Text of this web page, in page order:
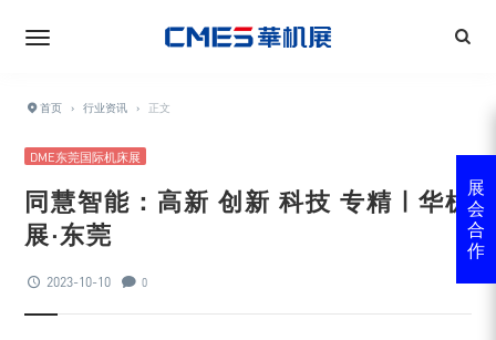
首页 › 行业资讯 › 正文
DME东莞国际机床展
同慧智能：高新 创新 科技 专精 | 华机
展·东莞
2023-10-10 0
展
会
合
作